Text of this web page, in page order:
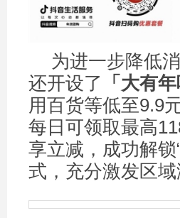
为进一步降低
还开设了
「大有
用百货等低至9.9
每日可领取最高
享立减，成功解
式，充分激发区域